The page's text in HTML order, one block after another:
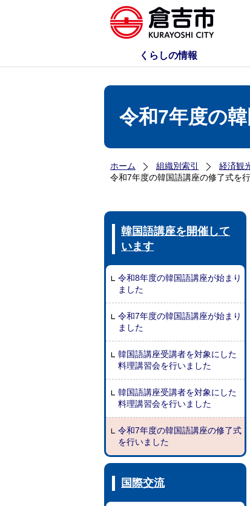
くらしの情報
令和7年度の
ホーム 組織別索引 経済観
令和7年度の韓国語講座の修了式を
韓国語講座を開催して
います
令和8年度の韓国語講座が始まり
ました
令和7年度の韓国語講座が始まり
ました
韓国語講座受講者を対象にした
料理講習会を行いました
韓国語講座受講者を対象にした
料理講習会を行いました
令和7年度の韓国語講座の修了式
を行いました
国際交流